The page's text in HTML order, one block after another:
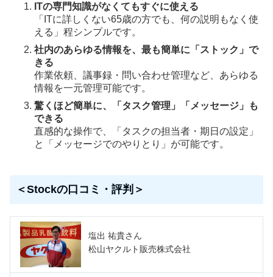
ITの専門知識がなくてもすぐに使える
「ITに詳しくない65歳の方でも、何の説明もなく使
える」程シンプルです。
社内のあらゆる情報を、最も簡単に「ストック」で
きる
作業依頼、議事録・問い合わせ管理など、あらゆる
情報を一元管理可能です。
驚くほど簡単に、「タスク管理」「メッセージ」も
できる
直感的な操作で、「タスクの担当者・期日の設定」
と「メッセージでのやりとり」が可能です。
＜Stockの口コミ・評判＞
塩出 祐貴さん
松山ヤクルト販売株式会社